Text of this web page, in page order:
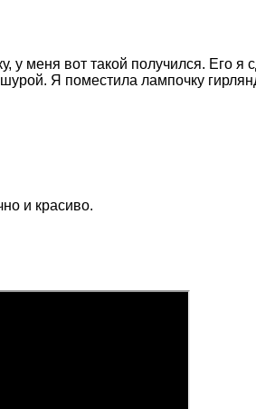
меня вот такой получился. Его я
Я поместила лампочку
и красиво.